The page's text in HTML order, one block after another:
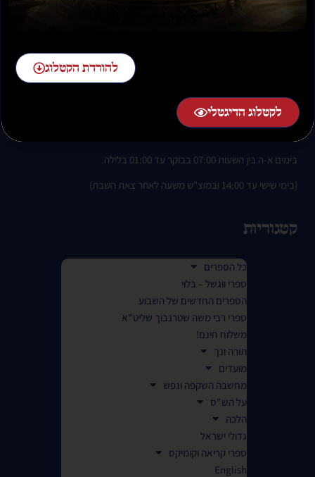
להזמנות חייגו:
02-58-58-58-1 שלוחה 2
בימים א-ה בין השעות 07:00 בבוקר עד 01:00 בלילה.
(בימי שישי עד 14:00 ובמוצ"ש משעה לאחר צאת השבת)
קטגוריות
כל הספרים
ספרי ווגשל – בלוי
הספרים החדשים של השבוע
ספרי רבי משה שטרנבוך שליט"א
משלוח חינם!
תורה ונך
מועדים
מחשבה השקפה ונפש
על הש"ס
הלכה
גדולי ישראל
ספרי קריאה וקומיקס
English
להורדת הקטלוג
לקטלוג הדיגטלי